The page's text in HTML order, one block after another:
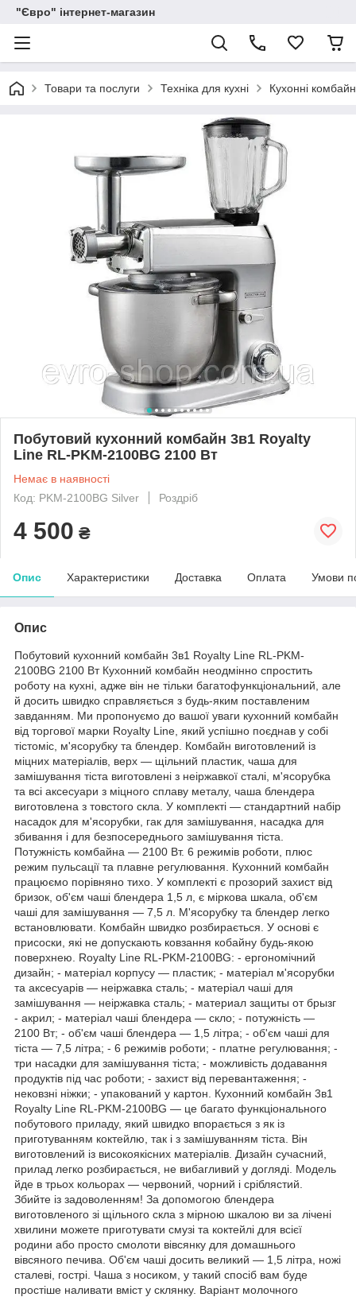
"Євро" інтернет-магазин
Товари та послуги Техніка для кухні Кухонні
Побутовий кухонний комбайн 3в1 Royalty
Line RL-PKM-2100BG 2100 Вт
Немає в наявності
Код: PKM-2100BG Silver
Роздріб
4 500 ₴
Опис Характеристики Доставка Оплата Умови
Опис
Побутовий кухонний комбайн 3в1 Royalty Line RL-PKM-
2100BG 2100 Вт Кухонний комбайн неодмінно спростить
роботу на кухні, адже він не тільки багатофункціональний, але
й досить швидко справляється з будь-яким поставленим
завданням. Ми пропонуємо до вашої уваги кухонний комбайн
від торгової марки Royalty Line, який успішно поєднав у собі
тістоміс, м'ясорубку та блендер. Комбайн виготовлений із
міцних матеріалів, верх — щільний пластик, чаша для
замішування тіста виготовлені з неіржавкої сталі, м'ясорубка
та всі аксесуари з міцного сплаву металу, чаша блендера
виготовлена з товстого скла. У комплекті — стандартний набір
насадок для м'ясорубки, гак для замішування, насадка для
збивання і для безпосереднього замішування тіста.
Потужність комбайна — 2100 Вт. 6 режимів роботи, плюс
режим пульсації та плавне регулювання. Кухонний комбайн
працюємо порівняно тихо. У комплекті є прозорий захист від
бризок, об'єм чаші блендера 1,5 л, є міркова шкала, об'єм
чаші для замішування — 7,5 л. М'ясорубку та блендер легко
встановлювати. Комбайн швидко розбирається. У основі є
присоски, які не допускають ковзання кобайну будь-якою
поверхнею. Royalty Line RL-PKM-2100BG: - ергономічний
дизайн; - матеріал корпусу — пластик; - матеріал м'ясорубки
та аксесуарів — неіржавка сталь; - матеріал чаші для
замішування — неіржавка сталь; - материал защиты от брызг
- акрил; - матеріал чаші блендера — скло; - потужність —
2100 Вт; - об'єм чаші блендера — 1,5 літра; - об'єм чаші для
тіста — 7,5 літра; - 6 режимів роботи; - платне регулювання; -
три насадки для замішування тіста; - можливість додавання
продуктів під час роботи; - захист від перевантаження; -
нековзні ніжки; - упакований у картон. Кухонний комбайн 3в1
Royalty Line RL-PKM-2100BG — це багато функціонального
побутового приладу, який швидко впорається з як із
приготуванням коктейлю, так і з замішуванням тіста. Він
виготовлений із високоякісних матеріалів. Дизайн сучасний,
прилад легко розбирається, не вибагливий у догляді. Модель
йде в трьох кольорах — червоний, чорний і сріблястий.
Збийте із задоволенням! За допомогою блендера
виготовленого зі щільного скла з мірною шкалою ви за лічені
хвилини можете приготувати смузі та коктейлі для всієї
родини або просто смолоти вівсянку для домашнього
вівсяного печива. Об'єм чаші досить великий — 1,5 літра, ножі
сталеві, гострі. Чаша з носиком, у такий спосіб вам буде
простіше наливати вміст у склянку. Варіант молочного